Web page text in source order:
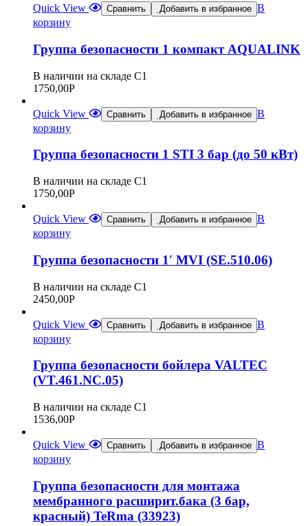
Quick View Сравнить Добавить в избранное В
корзину
Группа безопасности 1 компакт AQUALINK
В наличии на складе С1
1750,00Р
Quick View Сравнить Добавить в избранное В
корзину
Группа безопасности 1 STI 3 бар (до 50 кВт)
В наличии на складе С1
1750,00Р
Quick View Сравнить Добавить в избранное В
корзину
Группа безопасности 1′ MVI (SE.510.06)
В наличии на складе С1
2450,00Р
Quick View Сравнить Добавить в избранное В
корзину
Группа безопасности бойлера VALTEC
(VT.461.NC.05)
В наличии на складе С1
1536,00Р
Quick View Сравнить Добавить в избранное В
корзину
Группа безопасности для монтажа
мембранного расширит.бака (3 бар,
красный) TeRma (33923)